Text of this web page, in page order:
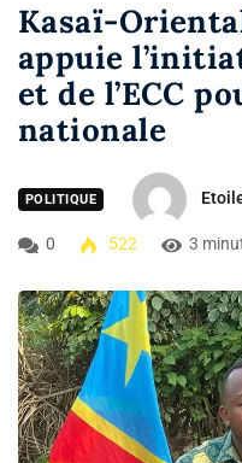
Kasaï-
appuie
et de l’ECC
nationale
POLITIQUE
0 522 3